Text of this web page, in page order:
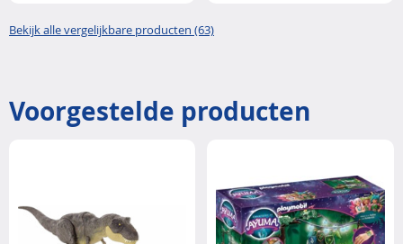
Bekijk alle vergelijkbare producten (63)
Voorgestelde producten